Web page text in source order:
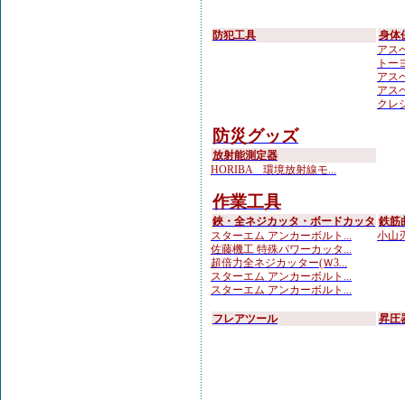
防犯工具
身体
アス
トー
アス
アス
クレ
防災グッズ
放射能測定器
HORIBA 環境放射線モ...
作業工具
鋏・全ネジカッタ・ボードカッタ
スターエム アンカーボルト...
佐藤機工 特殊パワーカッタ...
超倍力全ネジカッター(Ｗ3...
スターエム アンカーボルト...
スターエム アンカーボルト...
鉄筋
小山
フレアツール 昇圧